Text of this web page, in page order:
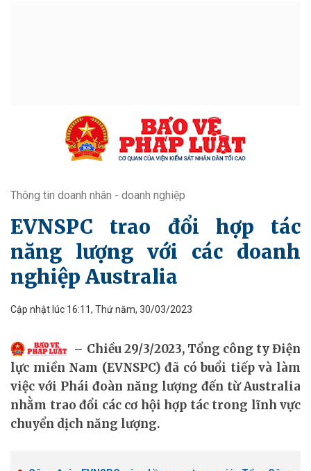
Thông tin doanh nhân - doanh nghiệp
EVNSPC trao đổi hợp tác
năng lượng với các doanh
nghiệp Australia
Cập nhật lúc 16:11, Thứ năm, 30/03/2023
Chiều 29/3/2023, Tổng công ty Điện
lực miền Nam (EVNSPC) đã có buổi tiếp và làm
việc với Phái đoàn năng lượng đến từ Australia
nhằm trao đổi các cơ hội hợp tác trong lĩnh vực
chuyển dịch năng lượng.